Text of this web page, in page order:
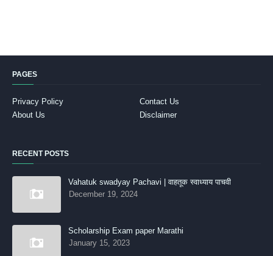
PAGES
Privacy Policy
Contact Us
About Us
Disclaimer
RECENT POSTS
Vahatuk swadyay Pachavi | वाहतूक स्वाध्याय पाचवी
December 19, 2024
Scholarship Exam paper Marathi
January 15, 2023